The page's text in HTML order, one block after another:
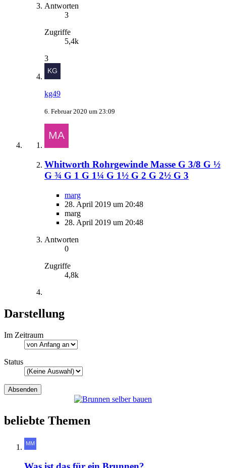
Antworten
3
Zugriffe
5,4k
3
kg49
6. Februar 2020 um 23:09
Whitworth Rohrgewinde Masse G 3/8 G ½
G ¾ G 1 G 1¼ G 1½ G 2 G 2½ G 3
marg
28. April 2019 um 20:48
marg
28. April 2019 um 20:48
Antworten
0
Zugriffe
4,8k
Darstellung
Im Zeitraum
Status
beliebte Themen